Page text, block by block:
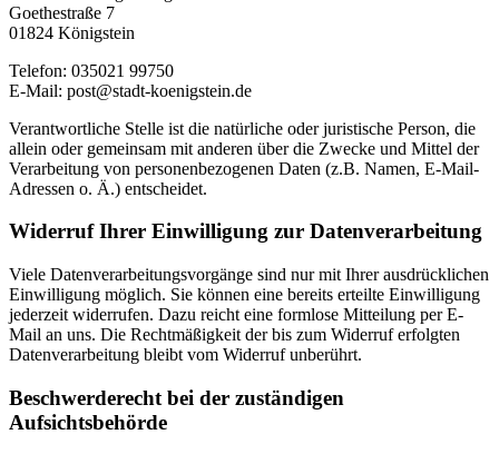
Goethestraße 7
01824 Königstein
Telefon: 035021 99750
E-Mail: post@stadt-koenigstein.de
Verantwortliche Stelle ist die natürliche oder juristische Person, die
allein oder gemeinsam mit anderen über die Zwecke und Mittel der
Verarbeitung von personenbezogenen Daten (z.B. Namen, E-Mail-
Adressen o. Ä.) entscheidet.
Widerruf Ihrer Einwilligung zur Datenverarbeitung
Viele Datenverarbeitungsvorgänge sind nur mit Ihrer ausdrücklichen
Einwilligung möglich. Sie können eine bereits erteilte Einwilligung
jederzeit widerrufen. Dazu reicht eine formlose Mitteilung per E-
Mail an uns. Die Rechtmäßigkeit der bis zum Widerruf erfolgten
Datenverarbeitung bleibt vom Widerruf unberührt.
Beschwerderecht bei der zuständigen
Aufsichtsbehörde